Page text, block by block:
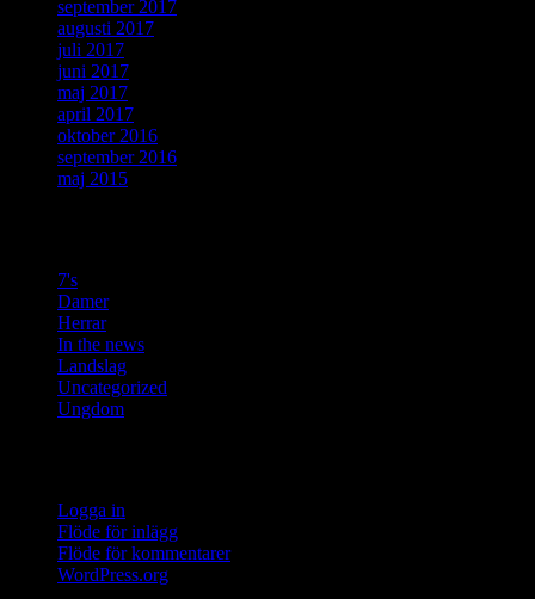
september 2017
augusti 2017
juli 2017
juni 2017
maj 2017
april 2017
oktober 2016
september 2016
maj 2015
7's
Damer
Herrar
In the news
Landslag
Uncategorized
Ungdom
Logga in
Flöde för inlägg
Flöde för kommentarer
WordPress.org